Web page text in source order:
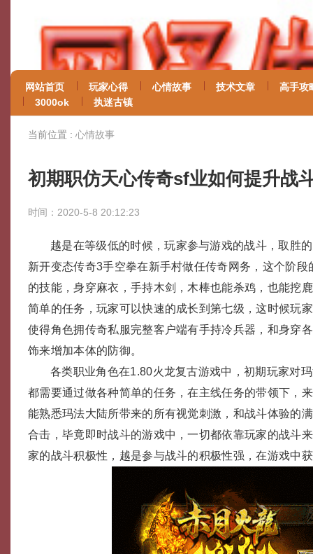
网站首页 玩家心得 心情故事 技术文章
高手攻
3000ok
执迷古镇
当前位置 : 心情故事
初期职仿天心传奇sf业如何提升战
时间：2020-5-8 20:12:23
越是在等级低的时候，玩家参与游戏的战斗，取胜
新开变态传奇3手空拳在新手村做任传奇网务，这个阶段
的技能，身穿麻衣，手持木剑，木棒也能杀鸡，也能挖
简单的任务，玩家可以快速的成长到第七级，这时候玩
使得角色拥传奇私服完整客户端有手持冷兵器，和身穿
饰来增加本体的防御。
各类职业角色在1.80火龙复古游戏中，初期玩家对
都需要通过做各种简单的任务，在主线任务的带领下，
能熟悉玛法大陆所带来的所有视觉刺激，和战斗体验的
合击，毕竟即时战斗的游戏中，一切都依靠玩家的战斗
家的战斗积极性，越是参与战斗的积极性强，在游戏中